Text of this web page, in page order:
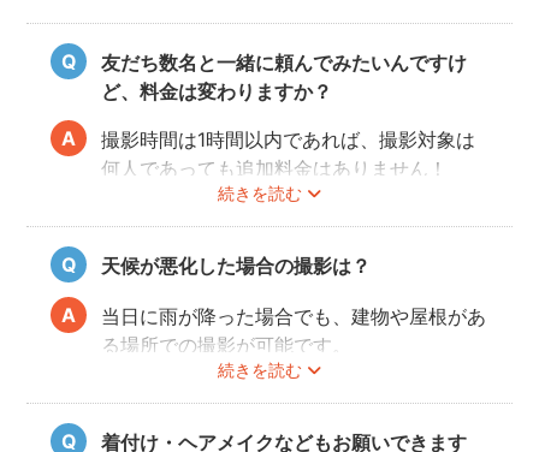
相談しておくと当日スムースに撮影できるの
でおすすめです。
友だち数名と一緒に頼んでみたいんですけ
ど、料金は変わりますか？
続きを読む
撮影時間は1時間以内であれば、撮影対象は
何人であっても追加料金はありません！
ぜひお友だち同士で素敵な思い出を残してく
ださい。
天候が悪化した場合の撮影は？
続きを読む
当日に雨が降った場合でも、建物や屋根があ
る場所での撮影が可能です。
また、撮影の実施が難しいと判断される天候
不良の場合は、事前にフォトグラファーと決
行もしくは日時変更を相談してください。
着付け・ヘアメイクなどもお願いできます